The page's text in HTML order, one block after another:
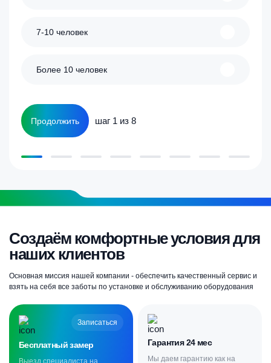
7-10 человек
Более 10 человек
Продолжить шаг 1 из 8
Создаём комфортные условия для
наших клиентов
Основная миссия нашей компании - обеспечить качественный сервис и
взять на себя все заботы по установке и обслуживанию оборудования
Записаться
Бесплатный замер
Выезд специалиста на
Гарантия 24 мес
Мы даем гарантию как на